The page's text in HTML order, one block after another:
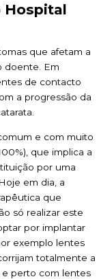
Hospital
que afetam a
doente. Em
de contacto
a progressão da
e com muito
que implica a
por uma
em dia, a
que
só realizar este
por implantar
exemplo lentes
totalmente a
e perto com lentes